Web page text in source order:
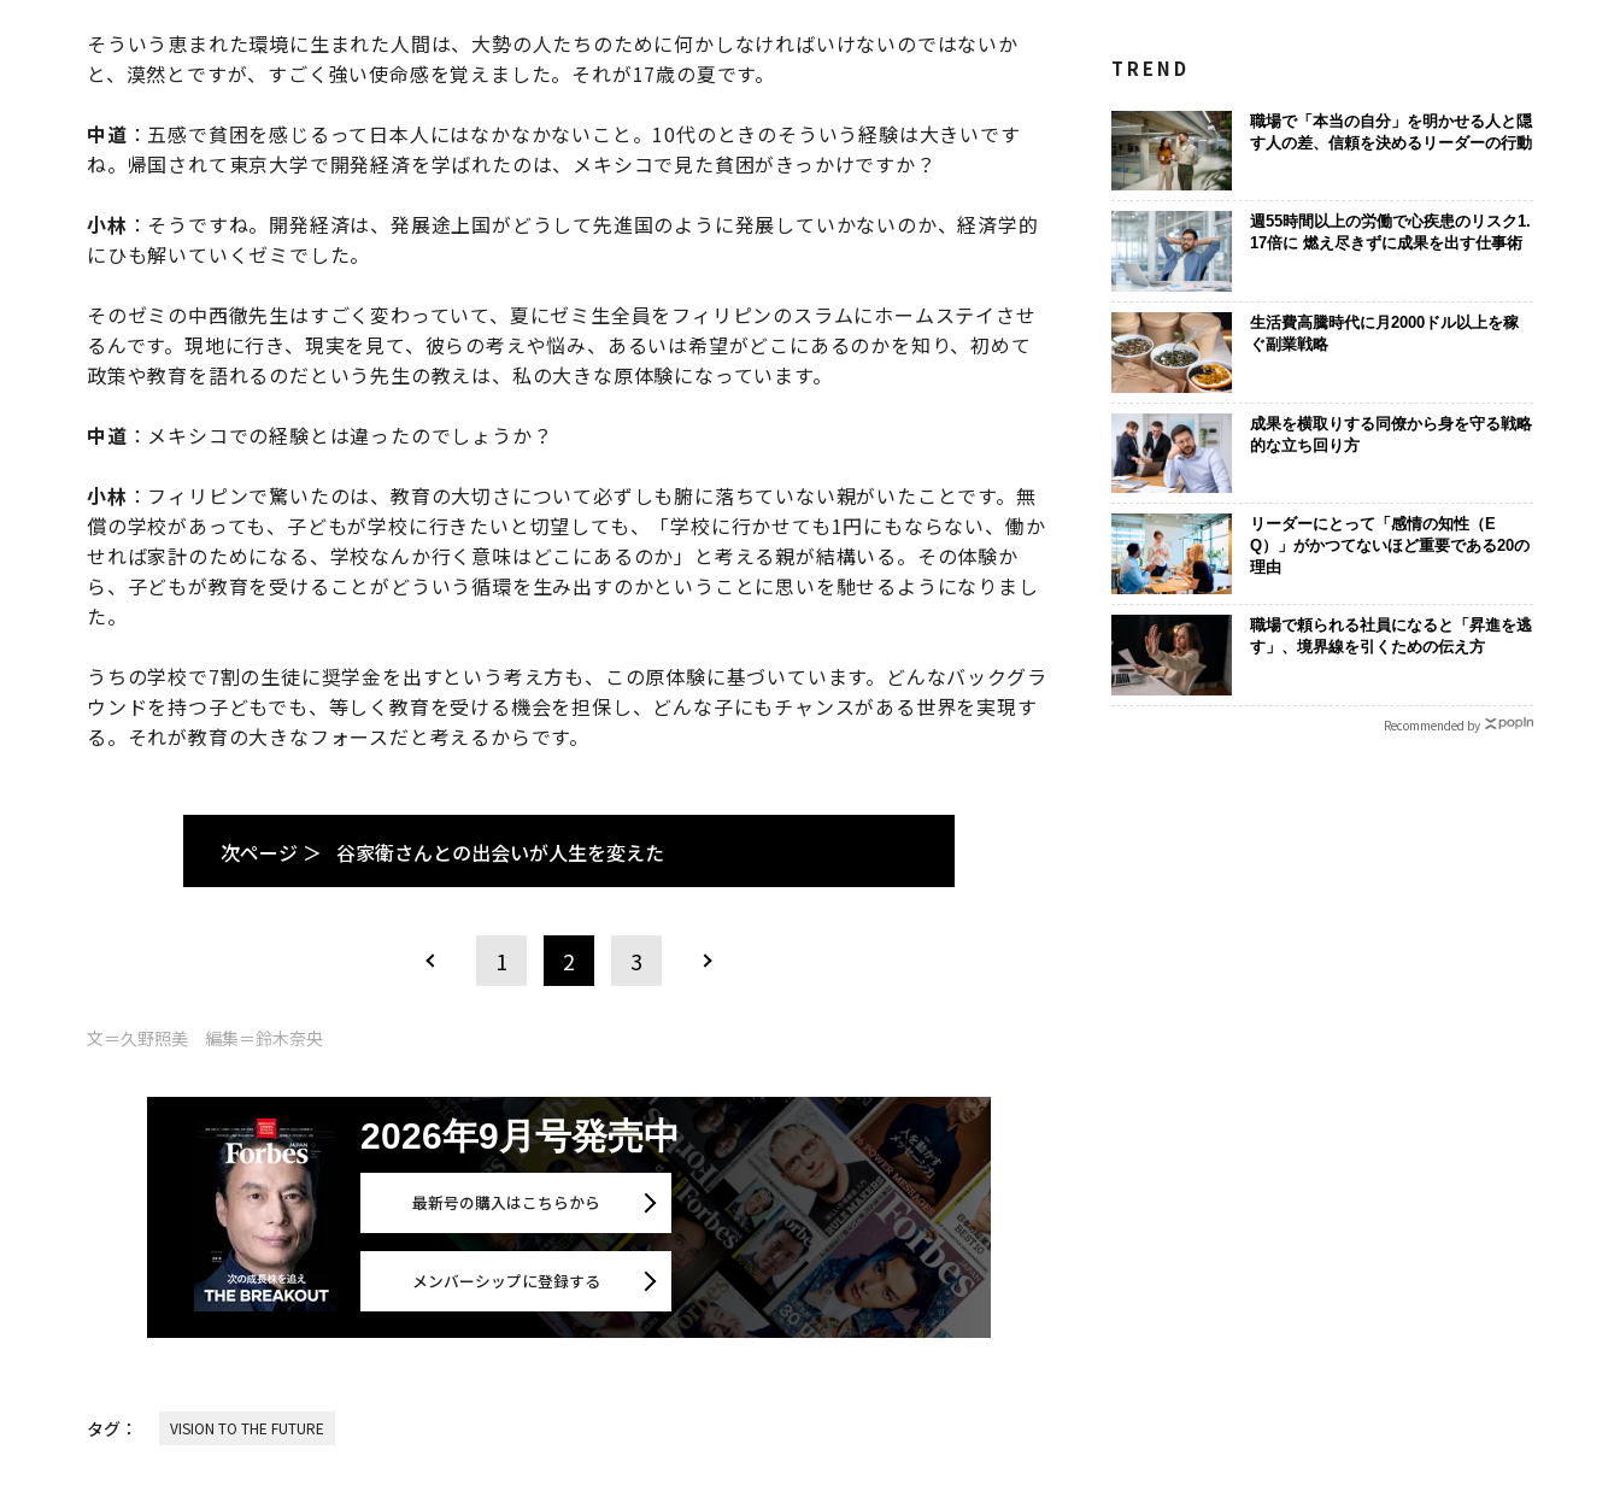
そういう恵まれた環境に生まれた人間は、大勢の人たちのために何かしなければいけないのではないか
と、漠然とですが、すごく強い使命感を覚えました。それが17歳の夏です。
中道 ：五感で貧困を感じるって日本人にはなかなかないこと。10代のときのそういう経験は大きいです
ね。帰国されて東京大学で開発経済を学ばれたのは、メキシコで見た貧困がきっかけですか？
小林 ：そうですね。開発経済は、発展途上国がどうして先進国のように発展していかないのか、経済学的
にひも解いていくゼミでした。
そのゼミの中西徹先生はすごく変わっていて、夏にゼミ生全員をフィリピンのスラムにホームステイさせ
るんです。現地に行き、現実を見て、彼らの考えや悩み、あるいは希望がどこにあるのかを知り、初めて
政策や教育を語れるのだという先生の教えは、私の大きな原体験になっています。
中道 ：メキシコでの経験とは違ったのでしょうか？
小林 ：フィリピンで驚いたのは、教育の大切さについて必ずしも腑に落ちていない親がいたことです。無
償の学校があっても、子どもが学校に行きたいと切望しても、「学校に行かせても1円にもならない、働か
せれば家計のためになる、学校なんか行く意味はどこにあるのか」と考える親が結構いる。その体験か
ら、子どもが教育を受けることがどういう循環を生み出すのかということに思いを馳せるようになりまし
た。
うちの学校で7割の生徒に奨学金を出すという考え方も、この原体験に基づいています。どんなバックグラ
ウンドを持つ子どもでも、等しく教育を受ける機会を担保し、どんな子にもチャンスがある世界を実現す
る。それが教育の大きなフォースだと考えるからです。
次ページ ＞ 谷家衛さんとの出会いが人生を変えた
1 2 3
文＝久野照美 編集＝鈴木奈央
2026年9月号発売中
最新号の購入はこちらから
メンバーシップに登録する
タグ： VISION TO THE FUTURE
TREND
職場で「本当の自分」を明かせる人と隠
す人の差、信頼を決めるリーダーの行動
週55時間以上の労働で心疾患のリスク1.
17倍に 燃え尽きずに成果を出す仕事術
生活費高騰時代に月2000ドル以上を稼
ぐ副業戦略
成果を横取りする同僚から身を守る戦略
的な立ち回り方
リーダーにとって「感情の知性（E
Q）」がかつてないほど重要である20の
理由
職場で頼られる社員になると「昇進を逃
す」、境界線を引くための伝え方
Recommended by